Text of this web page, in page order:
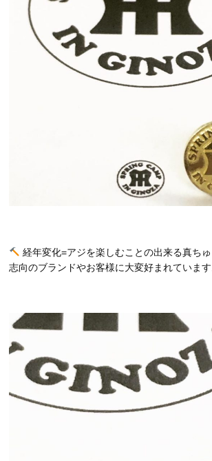
経年変化=アジを楽しむことの出来る真ち
志向のブランドやお客様に大変好まれています